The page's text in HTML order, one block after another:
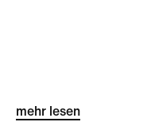
mehr lesen